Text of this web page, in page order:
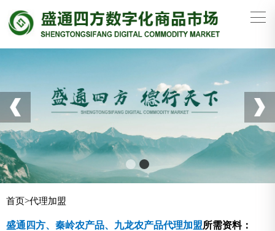
首页>代理加盟
盛通四方、秦岭农产品、九龙农产品代理加盟所需资料：